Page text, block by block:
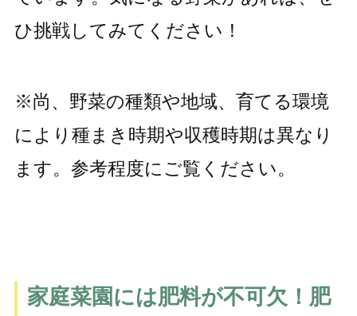
ひ挑戦してみてください！
※尚、野菜の種類や地域、育てる環境
により種まき時期や収穫時期は異なり
ます。参考程度にご覧ください。
家庭菜園には肥料が不可欠！肥